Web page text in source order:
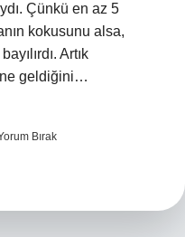
Çünkü en az 5
kokusunu alsa,
Artık
ne geldiğini…
Bırak